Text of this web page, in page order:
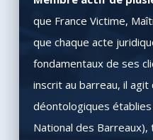
que France Victime,
que chaque acte
fondamentaux de ses
inscrit au barreau, il
déontologiques établies
National des